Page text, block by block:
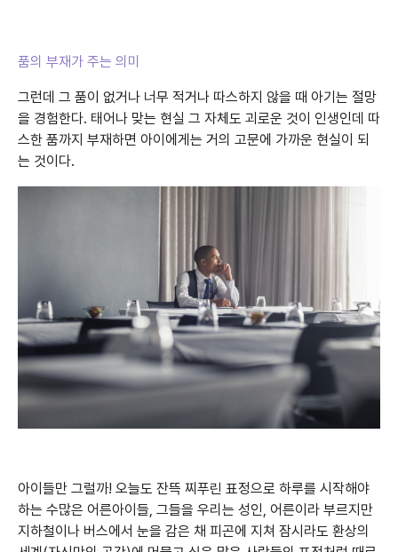
품의 부재가 주는 의미
그런데 그 품이 없거나 너무 적거나 따스하지 않을 때 아기는 절망
을 경험한다. 태어나 맞는 현실 그 자체도 괴로운 것이 인생인데 따
스한 품까지 부재하면 아이에게는 거의 고문에 가까운 현실이 되
는 것이다.
아이들만 그럴까! 오늘도 잔뜩 찌푸린 표정으로 하루를 시작해야
하는 수많은 어른아이들, 그들을 우리는 성인, 어른이라 부르지만
지하철이나 버스에서 눈을 감은 채 피곤에 지쳐 잠시라도 환상의